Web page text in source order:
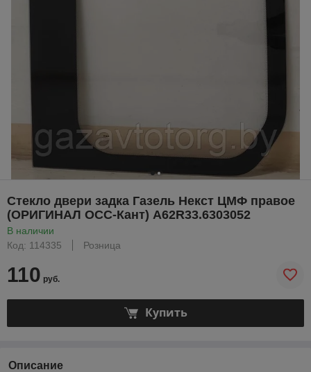
Стекло двери задка Газель Некст ЦМФ правое
(ОРИГИНАЛ ОСС-Кант) А62R33.6303052
В наличии
Код: 114335
Розница
110 руб.
Купить
Описание